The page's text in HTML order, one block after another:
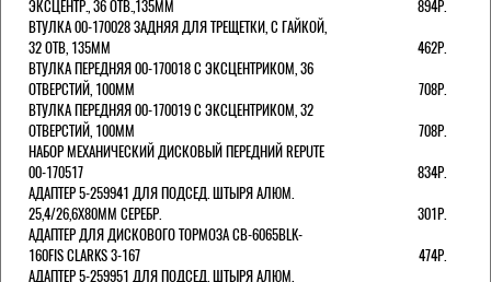
ЭКСЦЕНТР., 36 ОТВ.,135ММ
894Р.
ВТУЛКА 00-170028 ЗАДНЯЯ ДЛЯ ТРЕЩЕТКИ, С ГАЙКОЙ,
32 ОТВ, 135ММ
462Р.
ВТУЛКА ПЕРЕДНЯЯ 00-170018 С ЭКСЦЕНТРИКОМ, 36
ОТВЕРСТИЙ, 100ММ
708Р.
ВТУЛКА ПЕРЕДНЯЯ 00-170019 С ЭКСЦЕНТРИКОМ, 32
ОТВЕРСТИЙ, 100ММ
708Р.
НАБОР МЕХАНИЧЕСКИЙ ДИСКОВЫЙ ПЕРЕДНИЙ REPUTE
00-170517
834Р.
АДАПТЕР 5-259941 ДЛЯ ПОДСЕД. ШТЫРЯ АЛЮМ.
25,4/26,6Х80ММ СЕРЕБР.
301Р.
АДАПТЕР ДЛЯ ДИСКОВОГО ТОРМОЗА CB-6065BLK-
160FIS CLARKS 3-167
474Р.
АДАПТЕР 5-259951 ДЛЯ ПОДСЕД. ШТЫРЯ АЛЮМ.